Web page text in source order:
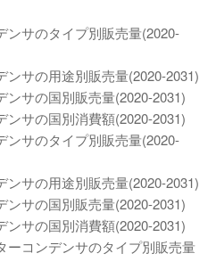
ンサのタイプ別販売量(2020-
ンサの用途別販売量(2020-2031)
ンサの国別販売量(2020-2031)
ンサの国別消費額(2020-2031)
ンサのタイプ別販売量(2020-
ンサの用途別販売量(2020-2031)
ンサの国別販売量(2020-2031)
ンサの国別消費額(2020-2031)
ーコンデンサのタイプ別販売量